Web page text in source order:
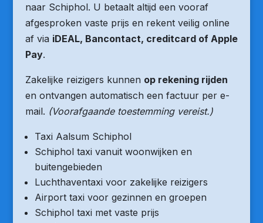
naar Schiphol. U betaalt altijd een vooraf
afgesproken vaste prijs en rekent veilig online
af via iDEAL, Bancontact, creditcard of Apple
Pay.
Zakelijke reizigers kunnen op rekening rijden
en ontvangen automatisch een factuur per e-
mail. (Voorafgaande toestemming vereist.)
Taxi Aalsum Schiphol
Schiphol taxi vanuit woonwijken en
buitengebieden
Luchthaventaxi voor zakelijke reizigers
Airport taxi voor gezinnen en groepen
Schiphol taxi met vaste prijs